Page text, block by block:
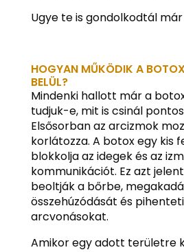
Ugye te is gondolkodtál
HOGYAN MŰKÖDIK A
BELÜL?
Mindenki hallott már a
tudjuk-e, mit is csinál
Elsősorban az arcizmok
korlátozza. A botox egy kis
blokkolja az idegek és az
kommunikációt. Ez azt
beoltják a bőrbe,
összehúzódását és
arcvonásokat.
Amikor egy adott területre